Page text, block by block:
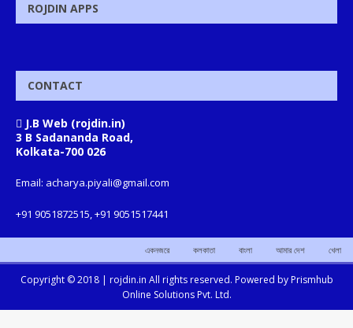
ROJDIN APPS
CONTACT
J.B Web (rojdin.in)
3 B Sadananda Road,
Kolkata-700 026
Email: acharya.piyali@gmail.com
+91 9051872515, +91 9051517441
একনজরে কলকাতা বাংলা আমার দেশ খেলা
Copyright © 2018 | rojdin.in All rights reserved. Powered by Prismhub
Online Solutions Pvt. Ltd.